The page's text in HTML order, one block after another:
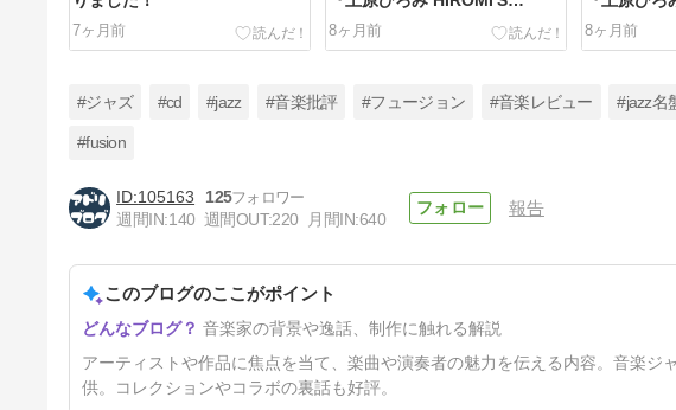
7ヶ月前
SONICWONDER JAPAN
TOUR 2025 OUT THERE』
NO.2
8ヶ月前
TOUR
NO.1
8ヶ月前
ジャズ喫茶 (駄菓子屋) ／ ぱっ
きゃまらど
#ジャズ #cd #jazz #音楽批評 #フュージョン #音楽レビュー #jazz名
#fusion
105163
125
週間IN:140 週間OUT:220 月間IN:640
報告
このブログのここがポイント
音楽家の背景や逸話、制作に触れる解説
アーティストや作品に焦点を当て、楽曲や演奏者の魅力を伝える内容。音楽ジ
供。コレクションやコラボの裏話も好評。